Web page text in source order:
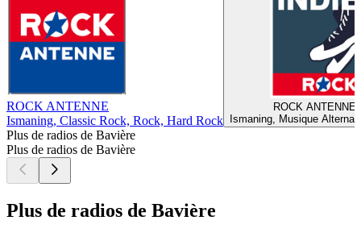
ROCK ANTENNE
Ismaning, Classic Rock, Rock, Hard Rock
ROCK ANTENNE
Ismaning, Musique
Plus de radios de Bavière
Plus de radios de Bavière
Plus de radios de Bavière